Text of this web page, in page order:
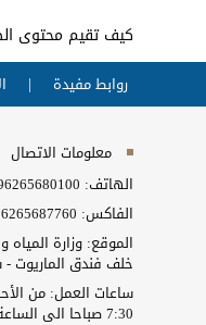
كيف تقيم محتوى
روابط مفيدة
معلومات الاتصال
الهاتف:
الفاكس:
الموقع: وزارة
خلف فندق الماريوت -
ساعات العمل: من
7:30 صباحا الى الساعة 4:00 مساءا